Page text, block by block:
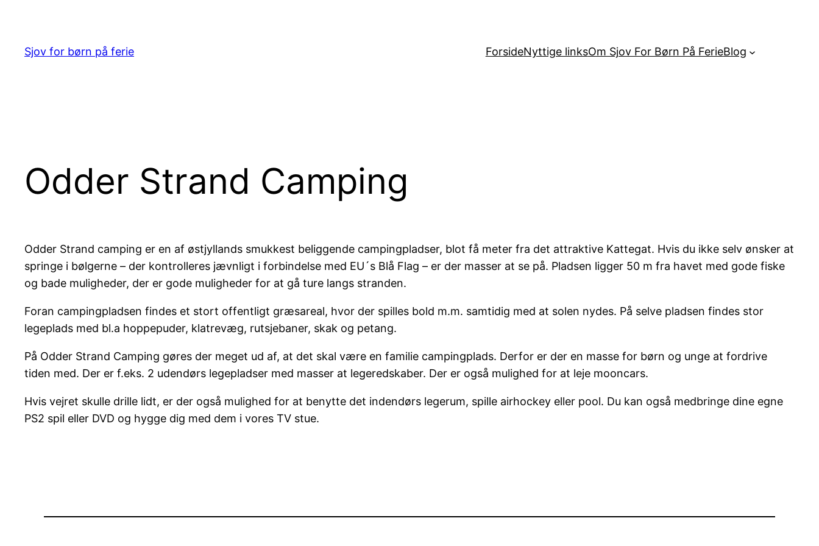
indhold
Sjov for børn på ferie ForsideNyttige linksOm Sjov For Børn På FerieBlog
Odder Strand Camping
Odder Strand camping er en af østjyllands smukkest beliggende campingpladser, blot få meter fra det attraktive Kattegat. Hvis du ikke selv ønsker at
springe i bølgerne – der kontrolleres jævnligt i forbindelse med EU´s Blå Flag – er der masser at se på. Pladsen ligger 50 m fra havet med gode fiske
og bade muligheder, der er gode muligheder for at gå ture langs stranden.
Foran campingpladsen findes et stort offentligt græsareal, hvor der spilles bold m.m. samtidig med at solen nydes. På selve pladsen findes stor
legeplads med bl.a hoppepuder, klatrevæg, rutsjebaner, skak og petang.
På Odder Strand Camping gøres der meget ud af, at det skal være en familie campingplads. Derfor er der en masse for børn og unge at fordrive
tiden med. Der er f.eks. 2 udendørs legepladser med masser at legeredskaber. Der er også mulighed for at leje mooncars.
Hvis vejret skulle drille lidt, er der også mulighed for at benytte det indendørs legerum, spille airhockey eller pool. Du kan også medbringe dine egne
PS2 spil eller DVD og hygge dig med dem i vores TV stue.